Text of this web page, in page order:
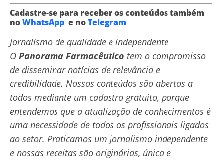
Cadastre-se para receber os conteúdos também
noWhatsApp e noTelegram
Jornalismo de qualidade e independente
O Panorama Farmacêutico tem o compromisso
de disseminar notícias de relevância e
credibilidade. Nossos conteúdos são abertos a
todos mediante um cadastro gratuito, porque
entendemos que a atualização de conhecimentos é
uma necessidade de todos os profissionais ligados
ao setor. Praticamos um jornalismo independente
e nossas receitas são originárias, única e